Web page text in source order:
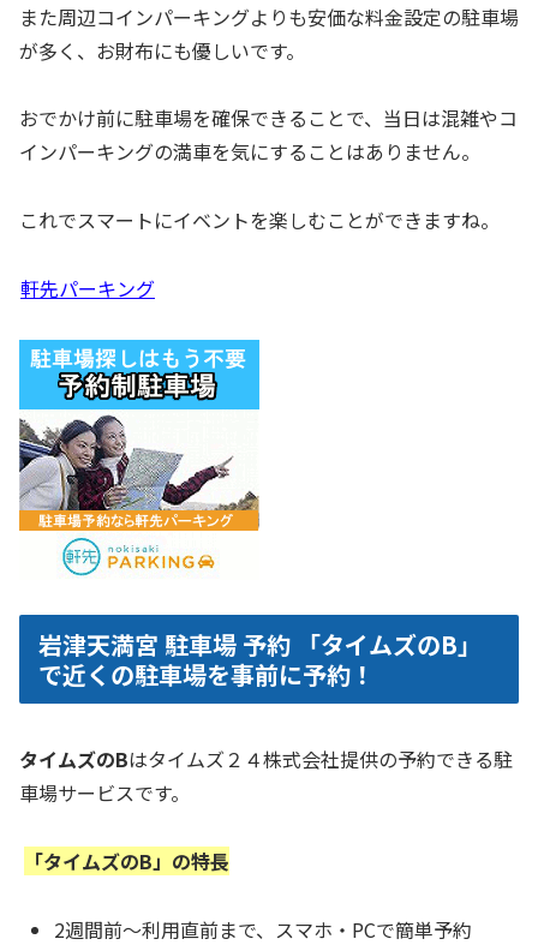
また周辺コインパーキングよりも安価な料金設定の駐車場
が多く、お財布にも優しいです。
おでかけ前に駐車場を確保できることで、当日は混雑やコ
インパーキングの満車を気にすることはありません。
これでスマートにイベントを楽しむことができますね。
軒先パーキング
岩津天満宮 駐車場 予約 「タイムズのB」
で近くの駐車場を事前に予約！
タイムズのBはタイムズ２４株式会社提供の予約できる駐
車場サービスです。
「タイムズのB」の特長
2週間前～利用直前まで、スマホ・PCで簡単予約